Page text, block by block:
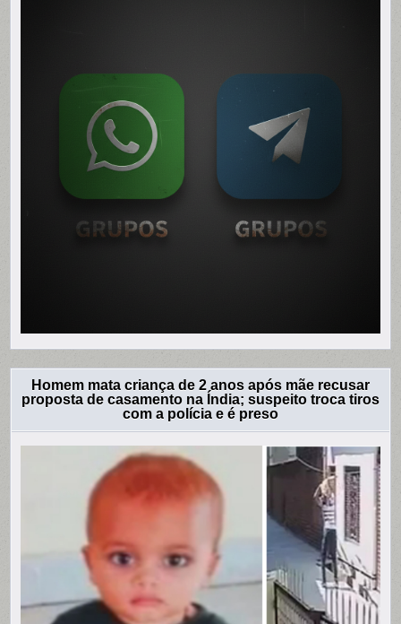
Homem mata criança de 2 anos após mãe recusar
proposta de casamento na Índia; suspeito troca tiros
com a polícia e é preso